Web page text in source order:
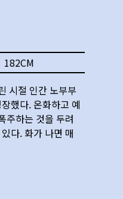
182CM
시절 인간 노부부
했다. 온화하고 예
주하는 것을 두려
다. 화가 나면 매